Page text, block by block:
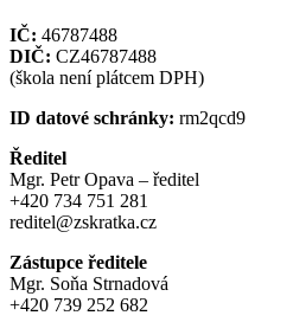
IČ: 46787488
DIČ: CZ46787488
(škola není plátcem DPH)
ID datové schránky: rm2qcd9
Ředitel
Mgr. Petr Opava – ředitel
+420 734 751 281
reditel@zskratka.cz
Zástupce ředitele
Mgr. Soňa Strnadová
+420 739 252 682